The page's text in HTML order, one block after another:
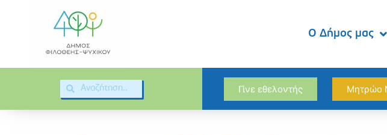
Ο Δήμος μας
Γίνε εθελοντής Μητρώο